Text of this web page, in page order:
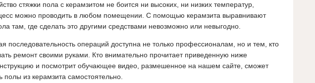
стяжки пола с керамзитом не боится ни высоких, ни низких температур,
можно проводить в любом помещении. С помощью керамзита выравнивают
там, где сделать это другими средствами невозможно или невыгодно.
последовательность операций доступна не только профессионалам, но и тем, кто
ремонт своими руками. Кто внимательно прочитает приведенную ниже
и посмотрит обучающее видео, размешенное на нашем сайте, сможет
полы из керамзита самостоятельно.